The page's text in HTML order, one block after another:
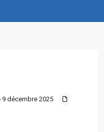
décembre 2025